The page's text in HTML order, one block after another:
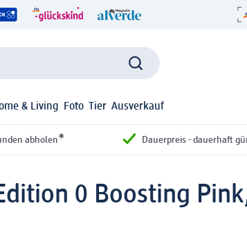
& Living Foto Tier Ausverkauf
abholen* Dauerpreis - dauerhaft
0 Boosting